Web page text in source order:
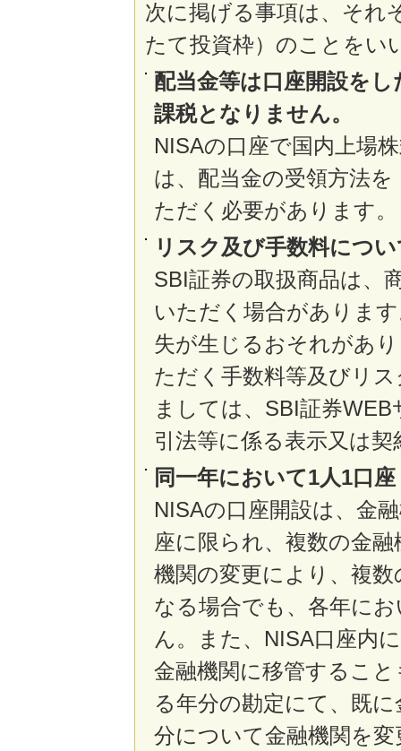
次に掲げる事項は、それ
たて投資枠）のことをい
配当金等は口座開設を
課税となりません。
NISAの口座で国内上場
は、配当金の受領方法
ただく必要があります。
リスク及び手数料につ
SBI証券の取扱商品は、
いただく場合がありま
失が生じるおそれがあ
ただく手数料等及びリ
ましては、SBI証券
引法等に係る表示又は
同一年において1人1口
NISAの口座開設は、金
座に限られ、複数の金
機関の変更により、複
なる場合でも、各年に
ん。また、NISA口座内
金融機関に移管するこ
る年分の勘定にて、既
分について金融機関を